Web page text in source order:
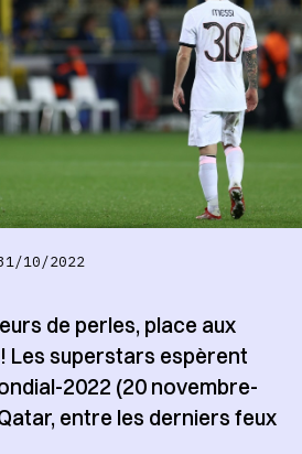
10/2022
de perles, place aux
Les superstars espèrent
2022 (20 novembre-
entre les derniers feux